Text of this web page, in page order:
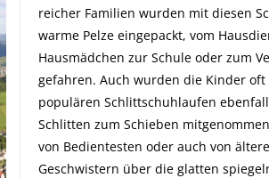
reicher Familien wurden mit diesen
warme Pelze eingepackt, vom
Hausmädchen zur Schule oder zum
gefahren. Auch wurden die Kinder oft
populären Schlittschuhlaufen
Schlitten zum Schieben
von Bedientesten oder auch von
Geschwistern über die glatten